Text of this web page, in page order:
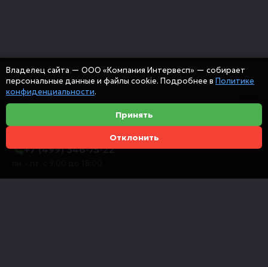
+7 (499) 346-75-22
Владелец сайта — ООО «Компания Интервесп» — собирает
персональные данные и файлы cookie. Подробнее в Политике
конфиденциальности.
Принять
Отклонить